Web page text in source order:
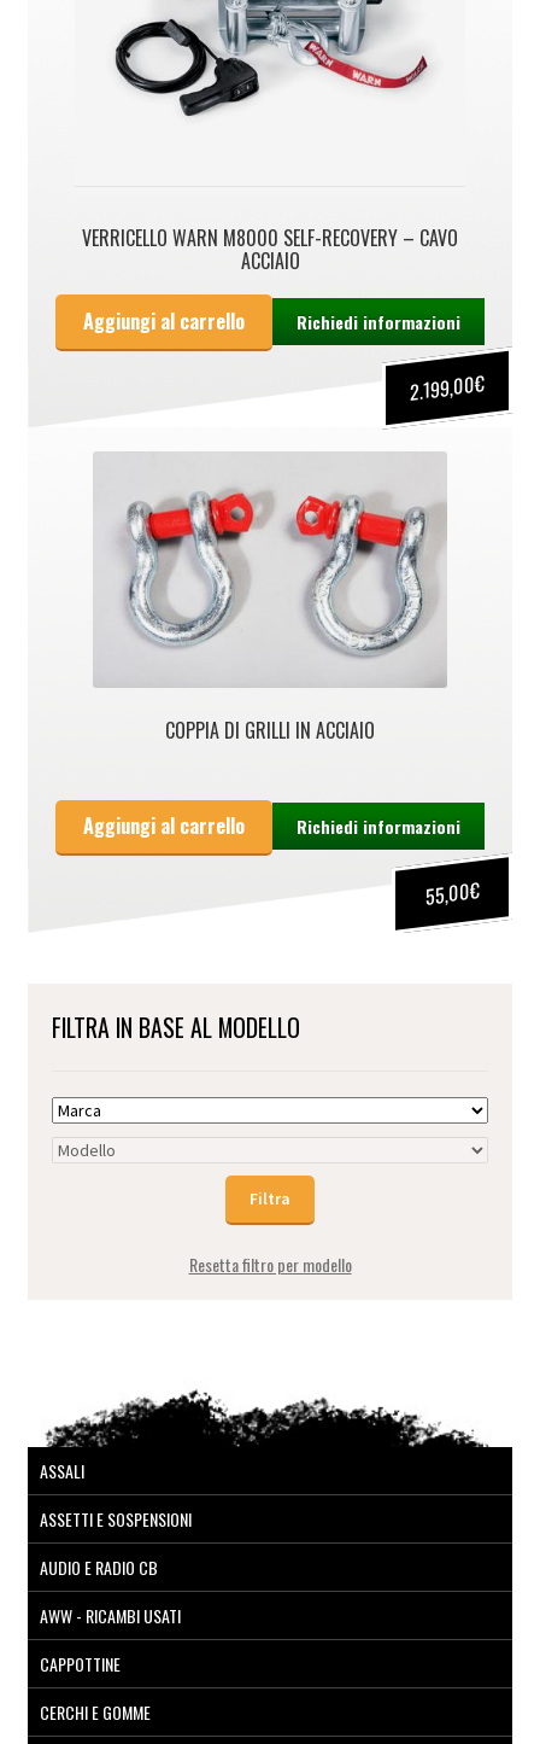
VERRICELLO WARN M8000 SELF-RECOVERY – CAVO
ACCIAIO
2.199,00€
Aggiungi al carrello Richiedi informazioni
COPPIA DI GRILLI IN ACCIAIO
55,00€
Aggiungi al carrello Richiedi informazioni
FILTRA IN BASE AL MODELLO
Resetta filtro per modello
ASSALI
ASSETTI E SOSPENSIONI
AUDIO E RADIO CB
AWW - RICAMBI USATI
CAPPOTTINE
CERCHI E GOMME